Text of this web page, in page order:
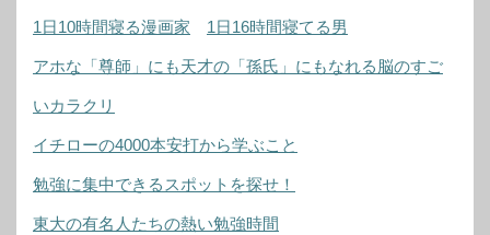
1日10時間寝る漫画家 1日16時間寝てる男
アホな「尊師」にも天才の「孫氏」にもなれる脳のすご
いカラクリ
イチローの4000本安打から学ぶこと
勉強に集中できるスポットを探せ！
東大の有名人たちの熱い勉強時間